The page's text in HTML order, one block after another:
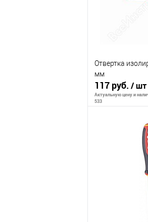
Отвертка
мм
117 руб. / шт
Актуальную цену и
533
В